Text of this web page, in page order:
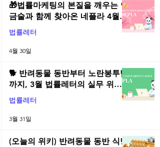
🎁법률마케팅의 본질을 깨우는 연
금술과 함께 찾아온 네플라 4월
법률레터
법률레터
4월 30일
🐕 반려동물 동반부터 노란봉투법
까지, 3월 법률레터의 실무 위키
총정리! | 2026년 3월 네플라 법률
레터
법률레터
3월 31일
(오늘의 위키) 반려동물 동반 식당